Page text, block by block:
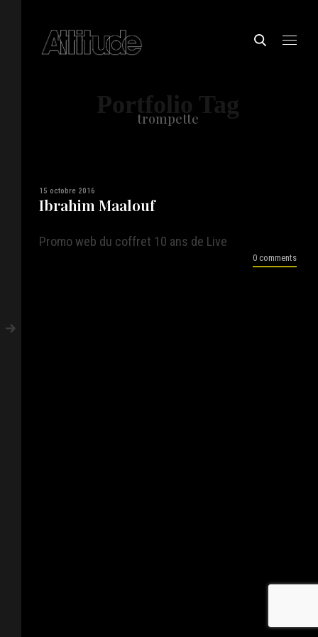
Portfolio Tag
trompette
15 octobre 2016
Ibrahim Maalouf
Promo web du coffret 10 ans de Live
0 comments